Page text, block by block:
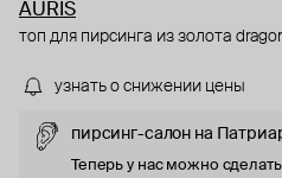
AURIS
топ для пирсинга из золота
узнать о снижении цены
пирсинг-салон на
Теперь у нас можно